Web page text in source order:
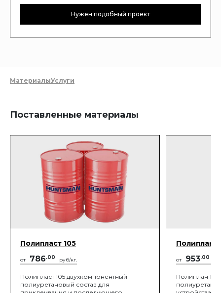
Нужен подобный проект
МатериалыУслуги
Поставленные материалы
Полипласт 105
от 786.00 руб/кг.
Полипласт 105 двухкомпонентный
полиуретановый состав для
Полиплан
от 953.00
Полиплан